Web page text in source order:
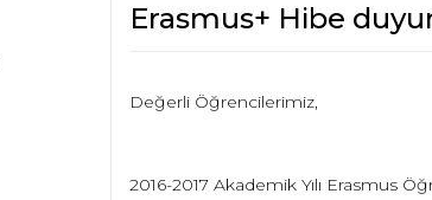
Erasmus+ Hibe
Değerli Öğrencilerimiz,
2016-2017 Akademik Yılı Erasmus